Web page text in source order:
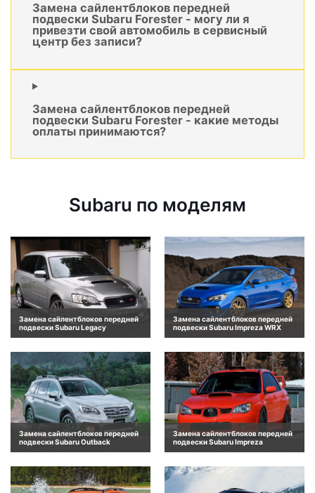
Замена сайлентблоков передней
подвески Subaru Forester - могу ли я
привезти свой автомобиль в сервисный
центр без записи?
Замена сайлентблоков передней
подвески Subaru Forester - какие методы
оплаты принимаются?
Subaru по моделям
Замена сайлентблоков передней
подвески Subaru Legacy
Замена сайлентблоков передней
подвески Subaru Impreza WRX
Замена сайлентблоков передней
подвески Subaru Outback
Замена сайлентблоков передней
подвески Subaru Impreza